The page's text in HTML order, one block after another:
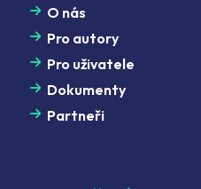
O nás
Pro autory
Pro uživatele
Dokumenty
Partneři